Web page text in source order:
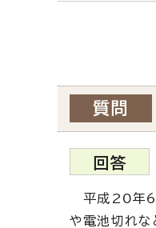
質問
回答
平成20年6
や電池切れな